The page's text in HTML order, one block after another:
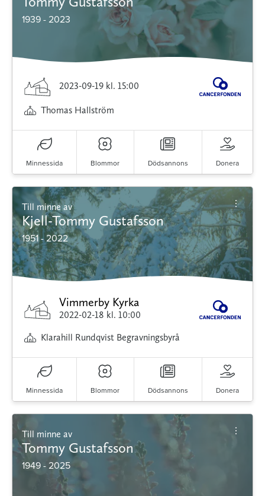
1939 - 2023
2023-09-19 kl. 15:00
Thomas Hallström
Minnessida Blommor Dödsannons Donera
Till minne av
Kjell-Tommy Gustafsson
1951 - 2022
Vimmerby Kyrka
2022-02-18 kl. 10:00
Klarahill Rundqvist Begravningsbyrå
Minnessida Blommor Dödsannons Donera
Till minne av
Tommy Gustafsson
1949 - 2025